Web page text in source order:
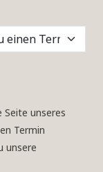
unseres
Termin
unsere